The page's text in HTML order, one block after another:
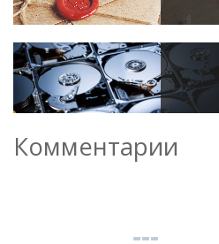
Комментарии